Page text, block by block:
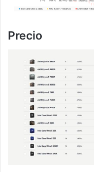
Precio